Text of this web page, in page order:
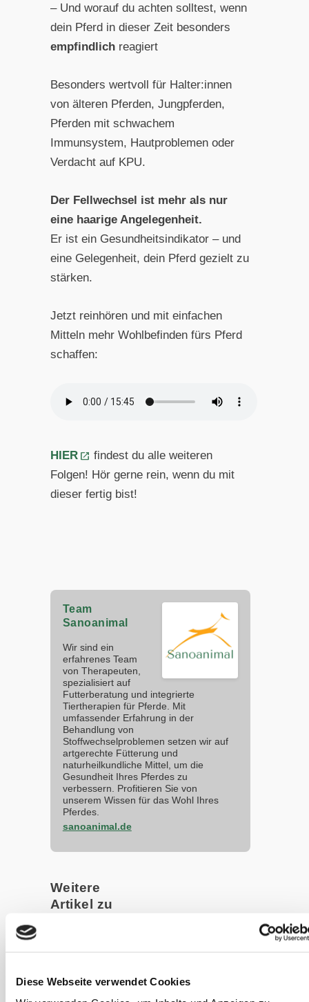
Diese Webseite verwendet Cookies
– Und worauf du achten solltest, wenn
dein Pferd in dieser Zeit besonders
empfindlichreagiert
Besonders wertvoll für Halter:innen
von älteren Pferden, Jungpferden,
Pferden mit schwachem
Immunsystem, Hautproblemen oder
Verdacht auf KPU.
Der Fellwechsel ist mehr als nur
eine haarige Angelegenheit.
Er ist ein Gesundheitsindikator – und
eine Gelegenheit, dein Pferd gezielt zu
stärken.
Jetzt reinhören und mit einfachen
Mitteln mehr Wohlbefinden fürs Pferd
schaffen:
HIER
findest du alle weiteren
Folgen! Hör gerne rein, wenn du mit
dieser fertig bist!
Team
Sanoanimal
Wir sind ein
erfahrenes Team
von Therapeuten,
spezialisiert auf
Futterberatung und integrierte
Tiertherapien für Pferde. Mit
umfassender Erfahrung in der
Behandlung von
Stoffwechselproblemen setzen wir auf
artgerechte Fütterung und
naturheilkundliche Mittel, um die
Gesundheit Ihres Pferdes zu
verbessern. Profitieren Sie von
unserem Wissen für das Wohl Ihres
Pferdes.
sanoanimal.de
Weitere
Artikel zu
Podcast #59 -